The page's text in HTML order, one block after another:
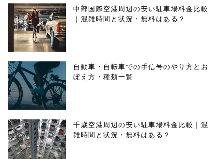
中部国際空港周辺の安い駐車場料金比較
｜混雑時間と状況・無料はある？
自動車・自転車での手信号のやり方とお
ぼえ方・種類一覧
千歳空港周辺の安い駐車場料金比較｜混
雑時間と状況・無料はある？